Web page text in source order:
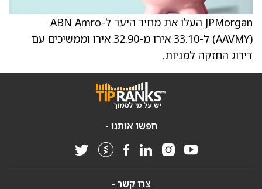
JPMorgan העלו את מחיר היעד ל-ABN Amro
(AAVMY) ל-33.10 אירו מ-32.90 אירו וממשיכים עם
דירוג החזקה למניות.
חפשו אותנו -
צרו קשר -